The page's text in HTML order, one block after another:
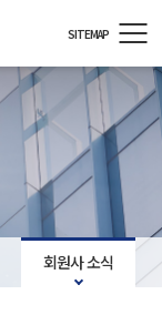
SITEMAP
회원사 소식